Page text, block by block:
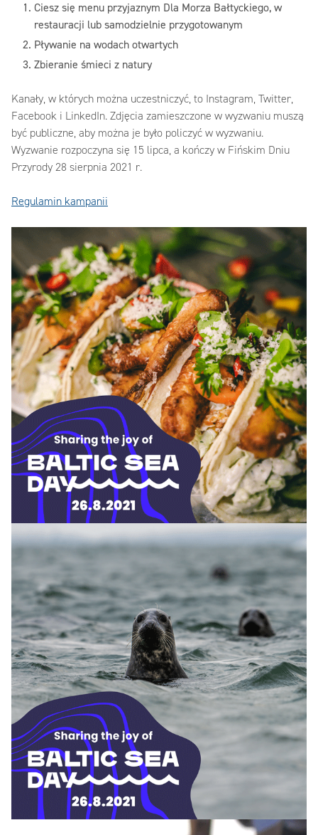
‎Ciesz się menu przyjaznym Dla Morza Bałtyckiego, w
restauracji lub samodzielnie przygotowanym‎
‎Pływanie na wodach otwartych‎
‎Zbieranie śmieci z natury‎
‎Kanały, w których można uczestniczyć, to Instagram, Twitter,
Facebook i LinkedIn. Zdjęcia zamieszczone w wyzwaniu muszą
być publiczne, aby można je było policzyć w wyzwaniu.
Wyzwanie rozpoczyna się 15 lipca, a kończy w Fińskim Dniu
Przyrody 28 sierpnia 2021 r.‎
‎Regulamin kampanii‎